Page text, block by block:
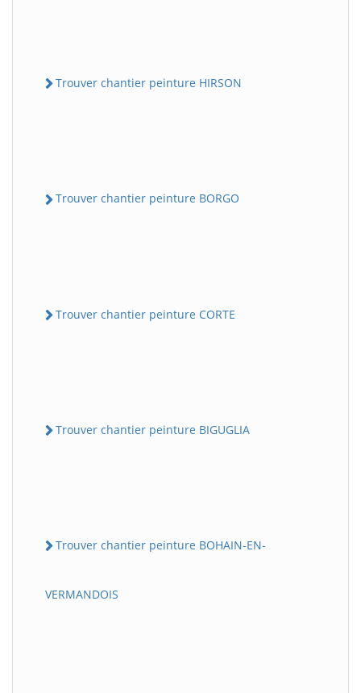
Trouver chantier peinture HIRSON
Trouver chantier peinture BORGO
Trouver chantier peinture CORTE
Trouver chantier peinture BIGUGLIA
Trouver chantier peinture BOHAIN-EN-
VERMANDOIS